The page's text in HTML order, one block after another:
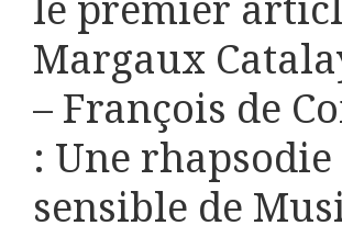
le premier
Margaux
– François de
: Une rhapsodie
sensible de